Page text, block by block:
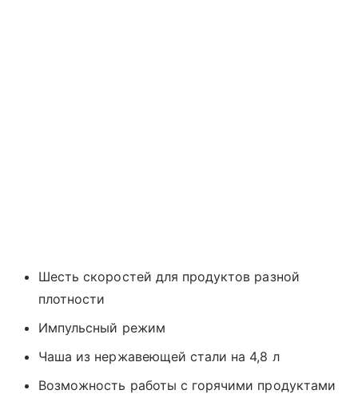
Шесть скоростей для продуктов разной
плотности
Импульсный режим
Чаша из нержавеющей стали на 4,8 л
Возможность работы с горячими продуктами